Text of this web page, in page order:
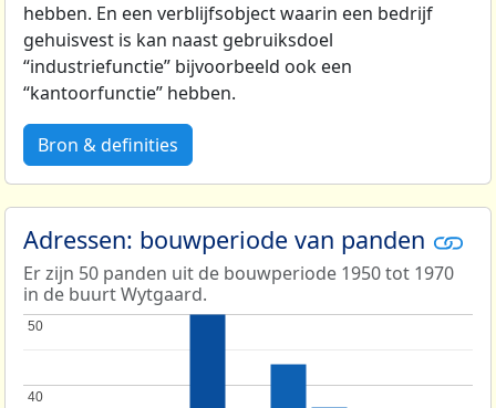
hebben. En een verblijfsobject waarin een bedrijf
gehuisvest is kan naast gebruiksdoel
“industriefunctie” bijvoorbeeld ook een
“kantoorfunctie” hebben.
Bron & definities
Adressen: bouwperiode van panden
Er zijn 50 panden uit de bouwperiode 1950 tot 1970
in de buurt Wytgaard.
40
40
50
50